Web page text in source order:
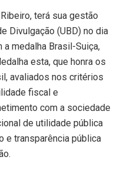
terá sua gestão
Divulgação (UBD) no dia
medalha Brasil-Suiça,
esta, que honra os
avaliados nos critérios
fiscal e
com a sociedade
de utilidade pública
e transparência pública